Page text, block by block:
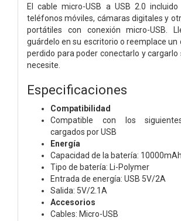
El cable micro-USB a USB 2.0
teléfonos móviles, cámaras digitales y
portátiles con conexión micro-USB.
guárdelo en su escritorio o reemplace un
perdido para poder conectarlo y cargarlo
necesite.
Especificaciones
Compatibilidad
Compatible con los
cargados por USB
Energía
Capacidad de la batería:
Tipo de batería: Li-Polymer
Entrada de energía: USB 5V/2A
Salida: 5V/2.1A
Accesorios
Cables: Micro-USB